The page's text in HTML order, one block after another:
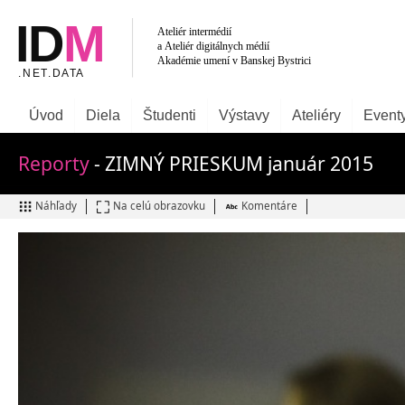
Úvod Diela Študenti Výstavy Ateliéry
Reporty- ZIMNÝ PRIESKUM január 2015
Náhľady Na celú obrazovku Komentáre